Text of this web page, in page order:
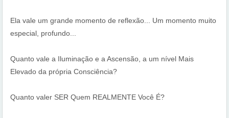
Ela vale um grande momento de reflexão... Um momento muito
especial, profundo...
Quanto vale a Iluminação e a Ascensão, a um nível Mais
Elevado da própria Consciência?
Quanto valer SER Quem REALMENTE Você É?